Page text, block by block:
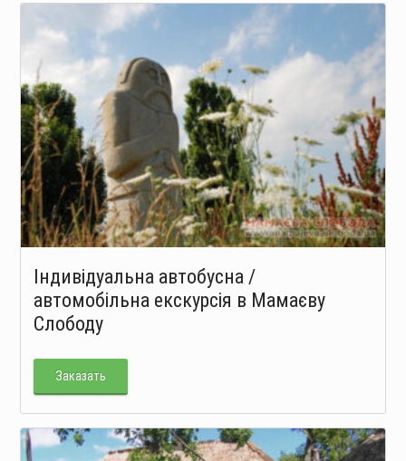
Індивідуальна автобусна /
автомобільна екскурсія в Мамаєву
Слободу
Заказать